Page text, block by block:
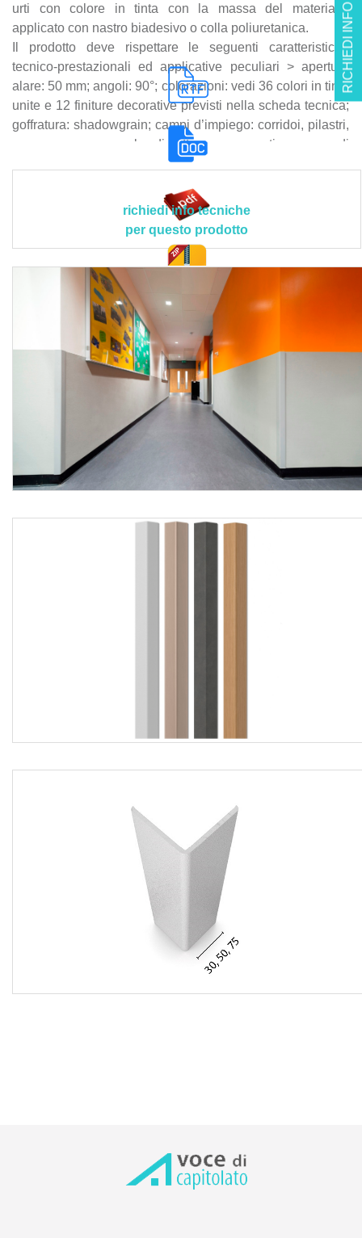
RICHIEDI INFO
urti con colore in tinta con la massa del materiale,
applicato con nastro biadesivo o colla poliuretanica.
Il prodotto deve rispettare le seguenti caratteristiche
tecnico-prestazionali ed applicative peculiari > apertura
alare: 50 mm; angoli: 90°; colorazioni: vedi 36 colori in tinte
unite e 12 finiture decorative previsti nella scheda tecnica;
goffratura: shadowgrain; campi d’impiego: corridoi, pilastri,
aree ascensore, sale di attesa e reception, aree di
ristorazione e sale da pranzo; misurazione: sviluppo lungo
bisfenolo A (BPA), sostanze persistenti, piombo, cadmio,
mercurio e cromo esavalente secondo Direttiva RoHs,
sostanze bioaccumulabili e tossiche (PBT) e ritardanti di
fiamma alogenati o bromurati, materiale batteriostatico
secondo norma EN ISO 846; indoor air quality:
certificazione A+ (testati a norma ISO 16000 per le
emissioni di composti organici volatili); altre certificazioni:
rivestimento con reazione al fuoco B,s2-d0 secondo norme
europee, BREEAM (metodo di valutazione della
sostenibilità leader a livello mondiale per progetti di
masterplanning, infrastrutture ed edifici, LEED (Leadership
in Energy and Environmental Design; è il sistema di
valutazione degli edifici ecologici più diffuso al mondo).
Le lavorazioni devono attenersi scrupolosamente al
progetto esecutivo e alle disposizioni tecniche del Direttore
dei Lavori o della Committenza, conformandosi nella loro
aderenza con lo stesso, il fissaggio del paraspigolo
prima della fase esecutiva, la verifica da parte della D.LL.
che gli interventi di posa siano eseguiti esclusivamente da
personale specializzato ed autorizzato, i ponteggi
interni/esterni fino ad un'altezza di 3,50 mt, tutti gli oneri
connessi con l’installazione e la gestione fino
all’ultimazione lavori, tutte le prestazioni e
somministrazioni occorrenti fino al collaudo finale, i
materiali accessori e di consumo, la minuteria e gli sfridi
senza che questi vengano compensati a parte, gli oneri per
le preventive prove di qualità di tutti i materiali forniti, la
consegna completa della documentazione tecnica del
richiedi info tecniche
per questo prodotto